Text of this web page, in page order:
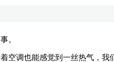
。
调也能感觉到一丝热气，我